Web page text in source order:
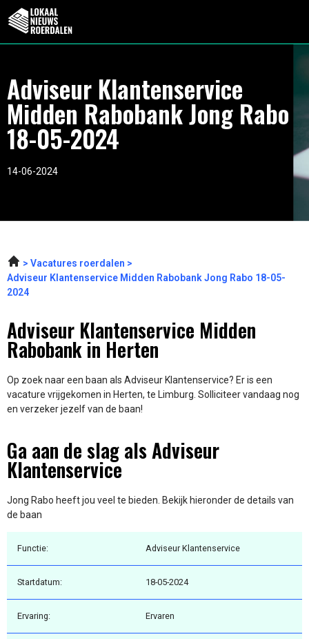
Adviseur Klantenservice
Midden Rabobank Jong Rabo
18-05-2024
14-06-2024
Vacatures roerdalen
Adviseur Klantenservice Midden Rabobank Jong Rabo 18-05-
2024
Adviseur Klantenservice Midden
Rabobank in Herten
Op zoek naar een baan als Adviseur Klantenservice? Er is een
vacature vrijgekomen in Herten, te Limburg. Solliciteer vandaag nog
en verzeker jezelf van de baan!
Ga aan de slag als Adviseur
Klantenservice
Jong Rabo heeft jou veel te bieden. Bekijk hieronder de details van
de baan
Functie: Adviseur Klantenservice
Startdatum: 18-05-2024
Ervaring: Ervaren